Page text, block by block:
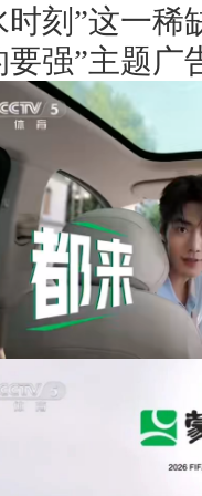
刻”这一
强”主题